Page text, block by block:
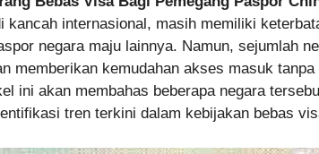
kancah internasional, masih memiliki
negara maju lainnya. Namun, sejumlah
memberikan kemudahan akses masuk
ini akan membahas beberapa negara
tren terkini dalam kebijakan bebas